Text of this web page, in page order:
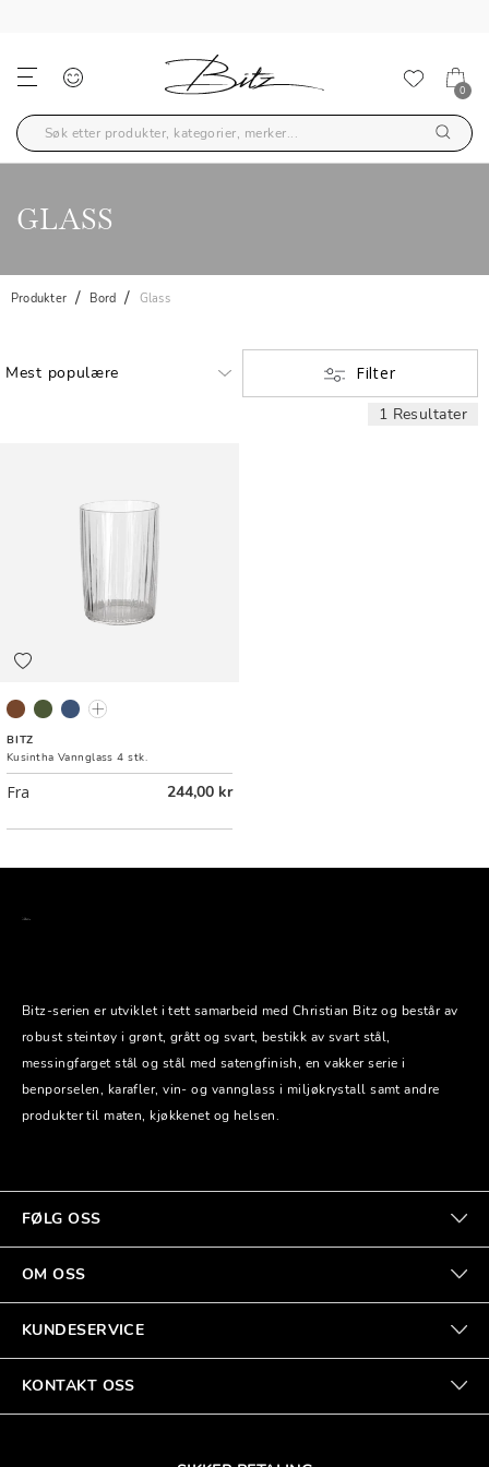
0
GLASS
Produkter Bord Glass
Filter
1 Resultater
Amber
BITZ
Kusintha Vannglass 4 stk.
Fra 244,00 kr
Bitz-serien er utviklet i tett samarbeid med Christian Bitz og består av
robust steintøy i grønt, grått og svart, bestikk av svart stål,
messingfarget stål og stål med satengfinish, en vakker serie i
benporselen, karafler, vin- og vannglass i miljøkrystall samt andre
produkter til maten, kjøkkenet og helsen.
FØLG OSS
OM OSS
KUNDESERVICE
KONTAKT OSS